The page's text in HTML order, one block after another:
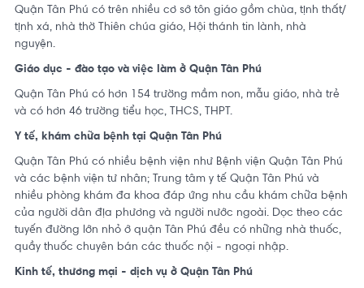
Quận Tân Phú có trên nhiều cơ sở tôn giáo gồm chùa, tịnh thất/
tịnh xá, nhà thờ Thiên chúa giáo, Hội thánh tin lành, nhà
nguyện.
Giáo dục - đào tạo và việc làm ở Quận Tân Phú
Quận Tân Phú có hơn 154 trường mầm non, mẫu giáo, nhà trẻ
và có hơn 46 trường tiểu học, THCS, THPT.
Y tế, khám chữa bệnh tại Quận Tân Phú
Quận Tân Phú có nhiều bệnh viện như Bệnh viện Quận Tân Phú
và các bệnh viện tư nhân; Trung tâm y tế Quận Tân Phú và
nhiều phòng khám đa khoa đáp ứng nhu cầu khám chữa bệnh
của người dân địa phương và người nước ngoài. Dọc theo các
tuyến đường lớn nhỏ ở quận Tân Phú đều có những nhà thuốc,
quầy thuốc chuyên bán các thuốc nội - ngoại nhập.
Kinh tế, thương mại - dịch vụ ở Quận Tân Phú